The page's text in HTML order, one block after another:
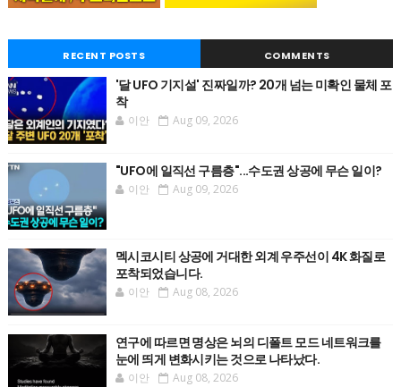
RECENT POSTS COMMENTS
'달 UFO 기지설' 진짜일까? 20개 넘는 미확인 물체 포
착
이안 Aug 09, 2026
"UFO에 일직선 구름층"...수도권 상공에 무슨 일이?
이안 Aug 09, 2026
멕시코시티 상공에 거대한 외계 우주선이 4K 화질로
포착되었습니다.
이안 Aug 08, 2026
연구에 따르면 명상은 뇌의 디폴트 모드 네트워크를
눈에 띄게 변화시키는 것으로 나타났다.
이안 Aug 08, 2026